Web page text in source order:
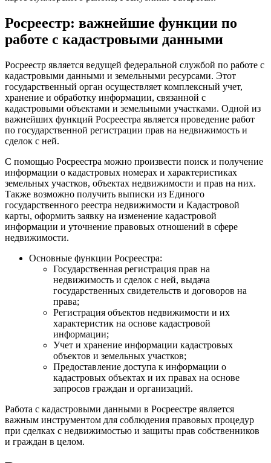
Росреестр: важнейшие функции по
работе с кадастровыми данными
Росреестр является ведущей федеральной службой по работе с
кадастровыми данными и земельными ресурсами. Этот
государственный орган осуществляет комплексный учет,
хранение и обработку информации, связанной с
кадастровыми объектами и земельными участками. Одной из
важнейших функций Росреестра является проведение работ
по государственной регистрации прав на недвижимость и
сделок с ней.
С помощью Росреестра можно произвести поиск и получение
информации о кадастровых номерах и характеристиках
земельных участков, объектах недвижимости и прав на них.
Также возможно получить выписки из Единого
государственного реестра недвижимости и Кадастровой
карты, оформить заявку на изменение кадастровой
информации и уточнение правовых отношений в сфере
недвижимости.
Основные функции Росреестра:
Государственная регистрация прав на
недвижимость и сделок с ней, выдача
государственных свидетельств и договоров на
права;
Регистрация объектов недвижимости и их
характеристик на основе кадастровой
информации;
Учет и хранение информации кадастровых
объектов и земельных участков;
Предоставление доступа к информации о
кадастровых объектах и их правах на основе
запросов граждан и организаций.
Работа с кадастровыми данными в Росреестре является
важным инструментом для соблюдения правовых процедур
при сделках с недвижимостью и защиты прав собственников
и граждан в целом.